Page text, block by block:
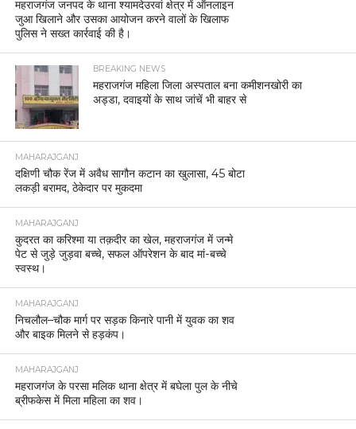
महराजगंज जनपद के थाना श्यामदेउरवां क्षेत्र में ऑनलाइन
जुआ खिलाने और उसका आयोजन करने वालों के खिलाफ
पुलिस ने सख्त कार्रवाई की है।
BREAKING NEWS
महराजगंज महिला जिला अस्पताल बना कमीशनखोरी का
अड्डा, दवाइयों के साथ जांचें भी बाहर से
MAHARAJGANJ
दक्षिणी चौक रेंज में अवैध सागौन कटान का खुलासा, 45 बोटा
लकड़ी बरामद, ठेकेदार पर मुकदमा
MAHARAJGANJ
कुदरत का करिश्मा या तक़दीर का खेल, महराजगंज में जन्मे
पेट से जुड़े जुड़वा बच्चे, सफल ऑपरेशन के बाद मां-बच्चे
स्वस्थ।
MAHARAJGANJ
निचलौल–चौक मार्ग पर सड़क किनारे पानी में युवक का शव
और बाइक मिलने से हड़कंप।
MAHARAJGANJ
महराजगंज के परसा मलिक थाना क्षेत्र में बघेला पुल के नीचे
ब्रीफकेस में मिला महिला का शव।